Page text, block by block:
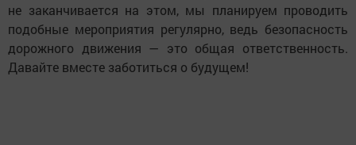
не заканчивается на этом, мы планируем проводить
подобные мероприятия регулярно, ведь безопасность
дорожного движения — это общая ответственность.
Давайте вместе заботиться о будущем!